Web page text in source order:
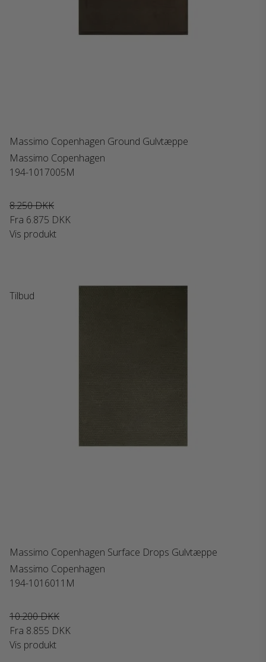
Massimo Copenhagen Ground Gulvtæppe
Massimo Copenhagen
194-1017005M
8.250 DKK
Fra 6.875 DKK
Vis produkt
Tilbud
Massimo Copenhagen Surface Drops Gulvtæppe
Massimo Copenhagen
194-1016011M
10.200 DKK
Fra 8.855 DKK
Vis produkt